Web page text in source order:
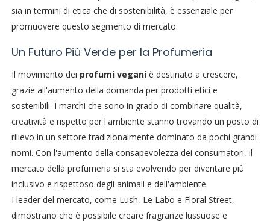
sia in termini di etica che di sostenibilità, è essenziale per
promuovere questo segmento di mercato.
Un Futuro Più Verde per la Profumeria
Il movimento dei profumi veganiè destinato a crescere,
grazie all'aumento della domanda per prodotti etici e
sostenibili. I marchi che sono in grado di combinare qualità,
creatività e rispetto per l'ambiente stanno trovando un posto di
rilievo in un settore tradizionalmente dominato da pochi grandi
nomi. Con l'aumento della consapevolezza dei consumatori, il
mercato della profumeria si sta evolvendo per diventare più
inclusivo e rispettoso degli animali e dell'ambiente.
I leader del mercato, come Lush, Le Labo e Floral Street,
dimostrano che è possibile creare fragranze lussuose e